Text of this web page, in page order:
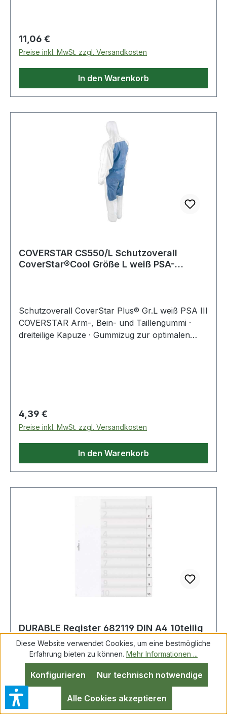
Regulärer Preis:
11,06 €
Preise inkl. MwSt. zzgl. Versandkosten
In den Warenkorb
COVERSTAR CS550/L Schutzoverall
CoverStar®Cool Größe L weiß PSA-
Schutzoverall CoverStar Plus® Gr.L weiß PSA III
COVERSTAR Arm-, Bein- und Taillengummi ·
dreiteilige Kapuze · Gummizug zur optimalen
Reinraumanwendungen, z. B.: pharmazeutische
Industrie, Umgang mit faserhaltigen
Dämmstoffen (Glas- u. Steinwolle), Holz- u.
Metallverarbeitung, Harzverarbeitung, Schutz
Lebensmittelindustrie, Krankenhäuser,
Bergungsarbeiten, Deponiesanierung,
kriminalistische Ermittlungsarbeiten bei
Rettungsorganisationen wie Feuerwehr,
Technisches Hilfswerk,medizische Notfalldienste,
Polizei, Zivilschutzeinheiten, Flughafenbehörden,
Zollorganisationen Weitere technische
Eigenschaften: · Norm: EN ISO 13982-
Regulärer Preis:
4,39 €
Preise inkl. MwSt. zzgl. Versandkosten
In den Warenkorb
DURABLE Register 682119 DIN A4 10teilig
Hartfolie tr
DURABLE 682119 DURABLE Ordnerregister DIN
A4 1-10 blanko Hartfolie transparent 1 Register
mit glasklaren · umschweißten Taben und
Diese Website verwendet Cookies, um eine bestmögliche
Erfahrung bieten zu können. Mehr Informationen ...
Nur technisch notwendige
Konfigurieren
Alle Cookies akzeptieren